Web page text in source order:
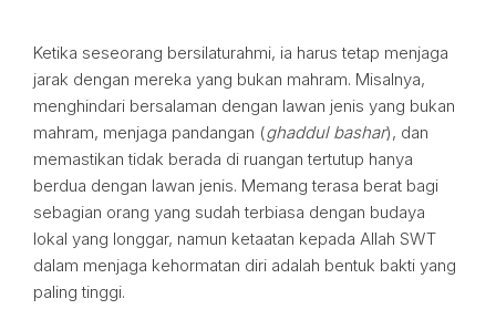
Ketika seseorang bersilaturahmi, ia harus tetap menjaga
jarak dengan mereka yang bukan mahram. Misalnya,
menghindari bersalaman dengan lawan jenis yang bukan
mahram, menjaga pandangan (ghaddul bashar), dan
memastikan tidak berada di ruangan tertutup hanya
berdua dengan lawan jenis. Memang terasa berat bagi
sebagian orang yang sudah terbiasa dengan budaya
lokal yang longgar, namun ketaatan kepada Allah SWT
dalam menjaga kehormatan diri adalah bentuk bakti yang
paling tinggi.